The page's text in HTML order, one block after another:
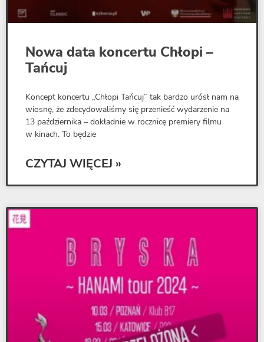
Nowa data koncertu Chłopi –
Tańcuj
Koncept koncertu „Chłopi Tańcuj” tak bardzo urósł nam na
wiosnę, że zdecydowaliśmy się przenieść wydarzenie na
13 października – dokładnie w rocznicę premiery filmu
w kinach. To będzie
CZYTAJ WIĘCEJ »